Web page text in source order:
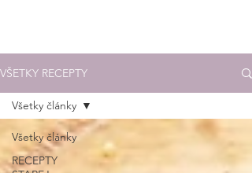
VŠETKY RECEPTY
Všetky články
RECEPTY
Všetky články